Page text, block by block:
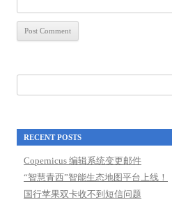
for:
RECENT POSTS
Copernicus 编辑系统变更邮件
“智慧青西”智能生态地图平台上线！
国行苹果双卡收不到短信问题